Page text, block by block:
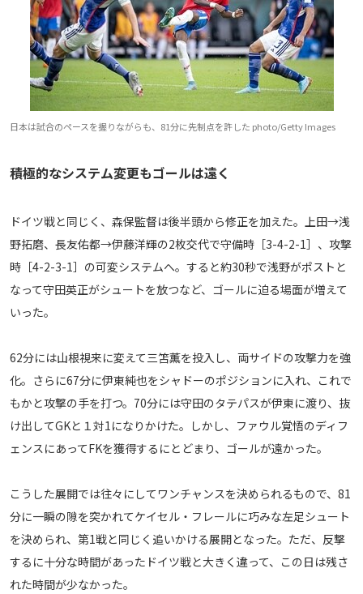
日本は試合のペースを握りながらも、81分に先制点を許した photo/Getty Images
積極的なシステム変更もゴールは遠く
ドイツ戦と同じく、森保監督は後半頭から修正を加えた。上田→浅
野拓磨、長友佑都→伊藤洋輝の2枚交代で守備時［3-4-2-1］、攻撃
時［4-2-3-1］の可変システムへ。すると約30秒で浅野がポストと
なって守田英正がシュートを放つなど、ゴールに迫る場面が増えて
いった。
62分には山根視来に変えて三笘薫を投入し、両サイドの攻撃力を強
化。さらに67分に伊東純也をシャドーのポジションに入れ、これで
もかと攻撃の手を打つ。70分には守田のタテパスが伊東に渡り、抜
け出してGKと１対1になりかけた。しかし、ファウル覚悟のディフ
ェンスにあってFKを獲得するにとどまり、ゴールが遠かった。
こうした展開では往々にしてワンチャンスを決められるもので、81
分に一瞬の隙を突かれてケイセル・フレールに巧みな左足シュート
を決められ、第1戦と同じく追いかける展開となった。ただ、反撃
するに十分な時間があったドイツ戦と大きく違って、この日は残さ
れた時間が少なかった。